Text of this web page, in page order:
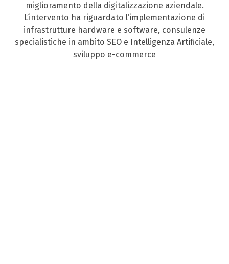
miglioramento della digitalizzazione aziendale.
L’intervento ha riguardato l’implementazione di
infrastrutture hardware e software, consulenze
specialistiche in ambito SEO e Intelligenza Artificiale,
sviluppo e-commerce